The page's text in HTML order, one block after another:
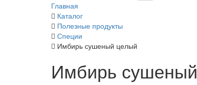
Главная
Каталог
Полезные продукты
Специи
Имбирь сушеный целый
Имбирь